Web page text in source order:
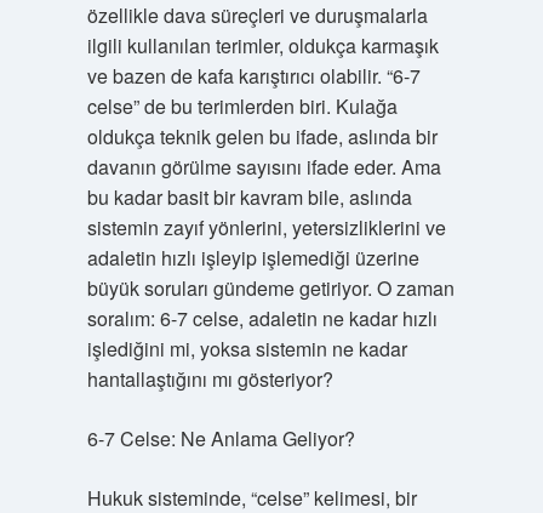
özellikle dava süreçleri ve duruşmalarla
ilgili kullanılan terimler, oldukça karmaşık
ve bazen de kafa karıştırıcı olabilir. “6-7
celse” de bu terimlerden biri. Kulağa
oldukça teknik gelen bu ifade, aslında bir
davanın görülme sayısını ifade eder. Ama
bu kadar basit bir kavram bile, aslında
sistemin zayıf yönlerini, yetersizliklerini ve
adaletin hızlı işleyip işlemediği üzerine
büyük soruları gündeme getiriyor. O zaman
soralım: 6-7 celse, adaletin ne kadar hızlı
işlediğini mi, yoksa sistemin ne kadar
hantallaştığını mı gösteriyor?
6-7 Celse: Ne Anlama Geliyor?
Hukuk sisteminde, “celse” kelimesi, bir